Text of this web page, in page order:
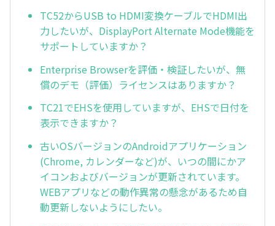
TC52からUSB to HDMI変換ケーブルでHDMI出
力したいが、DisplayPort Alternate Mode機能を
サポートしていますか？
Enterprise Browserを評価・検証したいが、無
償のデモ（評価）ライセンスはありますか？
TC21でEHSを使用していますが、EHSで日付を
表示できますか？
古いOSバージョンのAndroidアプリケーション
(Chrome, カレンダーなど)が、いつの間にかア
イコンおよびバージョンが更新されています。
WEBアプリなどの動作異常の懸念があるため自
動更新しないようにしたい。